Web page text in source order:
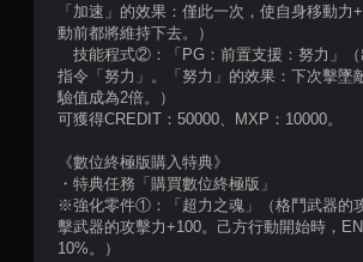
「加速」的效果：僅此一次，使自身移動力
動前都將維持下去。）
技能程式②：「PG：前置支援：努力」（
指令「努力」。「努力」的效果：下次擊墜
驗值成為2倍。）
可獲得CREDIT：50000、MXP：10000。
《數位終極版購入特典》
・特典任務「購買數位終極版」
※強化零件①：「超力之魂」（格鬥武器的
擊武器的攻擊力+100。己方行動開始時，
10%。）